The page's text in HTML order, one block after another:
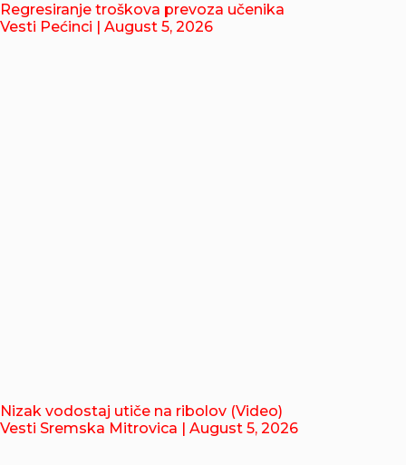
Regresiranje troškova prevoza učenika
Vesti Pećinci | August 5, 2026
Nizak vodostaj utiče na ribolov (Video)
Vesti Sremska Mitrovica | August 5, 2026